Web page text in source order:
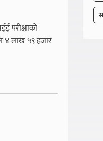
परीक्षाको
४ लाख ५९ हजार